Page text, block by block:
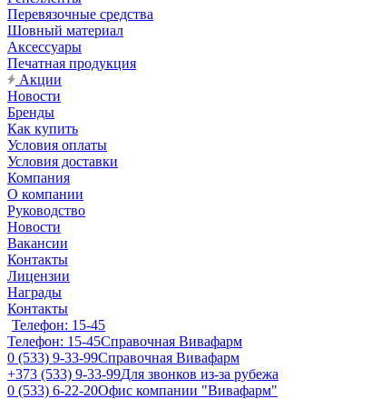
Перевязочные средства
Шовный материал
Аксессуары
Печатная продукция
Акции
Новости
Бренды
Как купить
Условия оплаты
Условия доставки
Компания
О компании
Руководство
Новости
Вакансии
Контакты
Лицензии
Награды
Контакты
Телефон: 15-45
Телефон: 15-45Справочная Вивафарм
0 (533) 9-33-99Справочная Вивафарм
+373 (533) 9-33-99Для звонков из-за рубежа
0 (533) 6-22-20Офис компании "Вивафарм"